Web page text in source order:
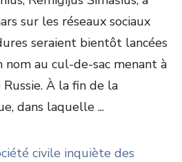
sur les réseaux sociaux
seraient bientôt lancées
nom au cul-de-sac menant à
Russie. À la fin de la
dans laquelle ...
civile inquiète des